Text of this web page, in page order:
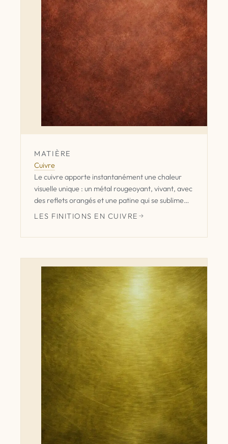
MATIÈRE
Cuivre
Le cuivre apporte instantanément une chaleur
visuelle unique : un métal rougeoyant, vivant, avec
des reflets orangés et une patine qui se sublime
avec le temps. Nos poignées et boutons de meuble
commode ou un dressing.
LES FINITIONS EN CUIVRE